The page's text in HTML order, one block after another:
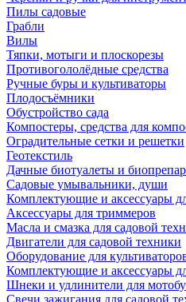
Пилы садовые
Грабли
Вилы
Тяпки, мотыги и плоскорезы
Противогололёдные средства
Ручные буры и культиваторы
Плодосъёмники
Обустройство сада
Компостеры, средства для
Оградительные сетки и решетки
Геотекстиль
Дачные биотуалеты и
Садовые умывальники, души
Комплектующие и аксессуары
Аксессуары для триммеров
Масла и смазка для садовой
Двигатели для садовой техники
Оборудование для
Комплектующие и аксессуары
Шнеки и удлинители для
Свечи зажигания для садовой